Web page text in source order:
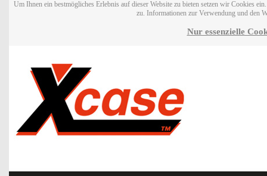
Um Ihnen ein bestmögliches Erlebnis auf dieser Website zu bieten setzen wir Cookies
zu. Informationen zur Verwendung und den
Nur essenzielle